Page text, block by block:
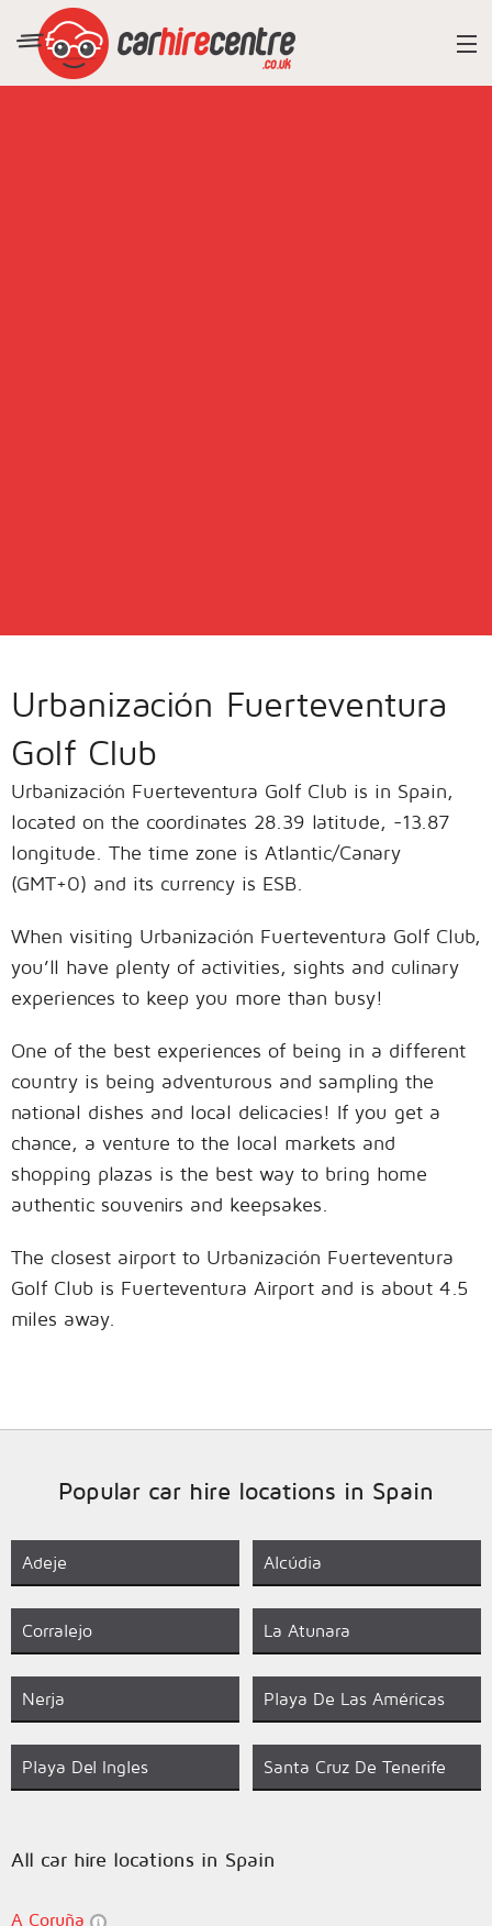
Urbanización Fuerteventura
Golf Club
Urbanización Fuerteventura Golf Club is in Spain,
located on the coordinates 28.39 latitude, -13.87
longitude. The time zone is Atlantic/Canary
(GMT+0) and its currency is ESB.
When visiting Urbanización Fuerteventura Golf Club,
you’ll have plenty of activities, sights and culinary
experiences to keep you more than busy!
One of the best experiences of being in a different
country is being adventurous and sampling the
national dishes and local delicacies! If you get a
chance, a venture to the local markets and
shopping plazas is the best way to bring home
authentic souvenirs and keepsakes.
The closest airport to Urbanización Fuerteventura
Golf Club is Fuerteventura Airport and is about 4.5
miles away.
Popular car hire locations in Spain
Adeje Alcúdia
Corralejo La Atunara
Nerja Playa De Las Américas
Playa Del Ingles Santa Cruz De Tenerife
All car hire locations in Spain
A Coruña